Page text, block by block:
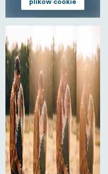
plików cookie